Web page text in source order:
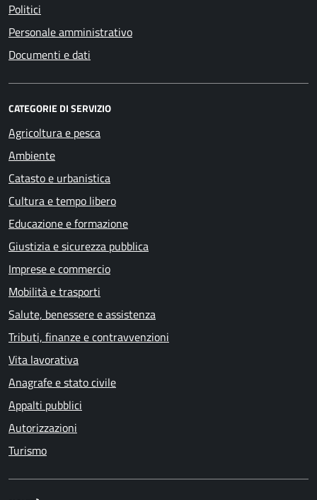
Politici
Personale amministrativo
Documenti e dati
CATEGORIE DI SERVIZIO
Agricoltura e pesca
Ambiente
Catasto e urbanistica
Cultura e tempo libero
Educazione e formazione
Giustizia e sicurezza pubblica
Imprese e commercio
Mobilità e trasporti
Salute, benessere e assistenza
Tributi, finanze e contravvenzioni
Vita lavorativa
Anagrafe e stato civile
Appalti pubblici
Autorizzazioni
Turismo